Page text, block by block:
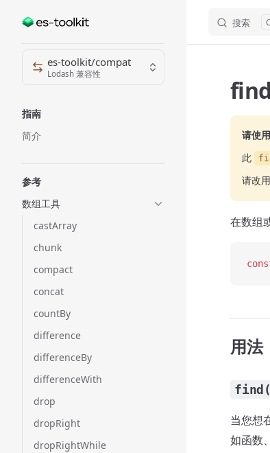
Skip to content 搜索
Sidebar Navigation
es-toolkit/compat
Lodash 兼容性
指南
简介
参考
数组工具
castArray
chunk
compact
concat
countBy
difference
differenceBy
differenceWith
drop
dropRight
dropRightWhile
请使用
此
请改
在数组
用法
当您想
如函数